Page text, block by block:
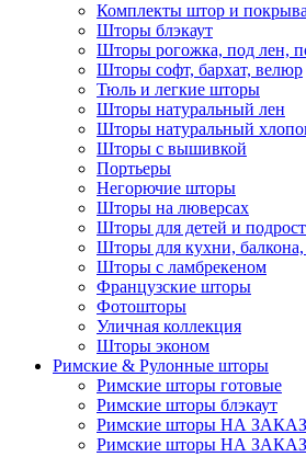
Комплекты штор и
Шторы блэкаут
Шторы рогожка, под лен,
Шторы софт, бархат, велюр
Тюль и легкие шторы
Шторы натуральный лен
Шторы натуральный
Шторы с вышивкой
Портьеры
Негорючие шторы
Шторы на люверсах
Шторы для детей и
Шторы для кухни, балкона,
Шторы с ламбрекеном
Французские шторы
Фотошторы
Уличная коллекция
Шторы эконом
Римские & Рулонные шторы
Римские шторы готовые
Римские шторы блэкаут
Римские шторы НА ЗАКАЗ
Римские шторы НА ЗАКАЗ